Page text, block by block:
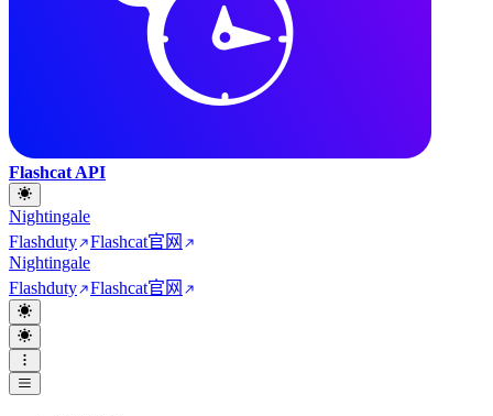
Flashcat API
Nightingale
Flashduty
Flashcat官网
Nightingale
Flashduty
Flashcat官网